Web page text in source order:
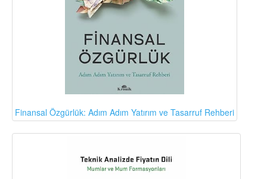
Finansal Özgürlük: Adım Adım Yatırım ve Tasarruf Rehberi